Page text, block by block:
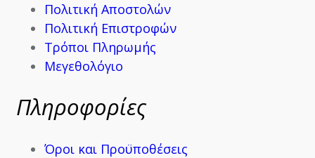
Πολιτική Αποστολών
Πολιτική Επιστροφών
Τρόποι Πληρωμής
Μεγεθολόγιο
Πληροφορίες
Όροι και Προϋποθέσεις